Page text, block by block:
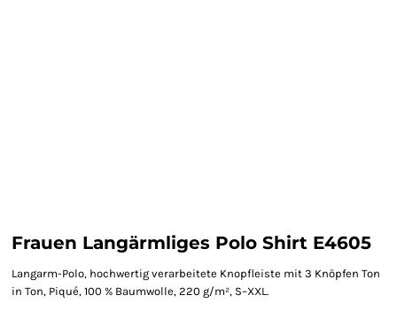
Frauen Langärmliges Polo Shirt E4605
Langarm-Polo, hochwertig verarbeitete Knopfleiste mit 3 Knöpfen Ton
in Ton, Piqué, 100 % Baumwolle, 220 g/m², S–XXL.